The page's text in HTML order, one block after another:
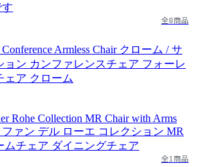
全8商品
Conference Armless Chair クローム / サ
ョン カンファレンスチェア フォーレ
ェア クローム
全1商品